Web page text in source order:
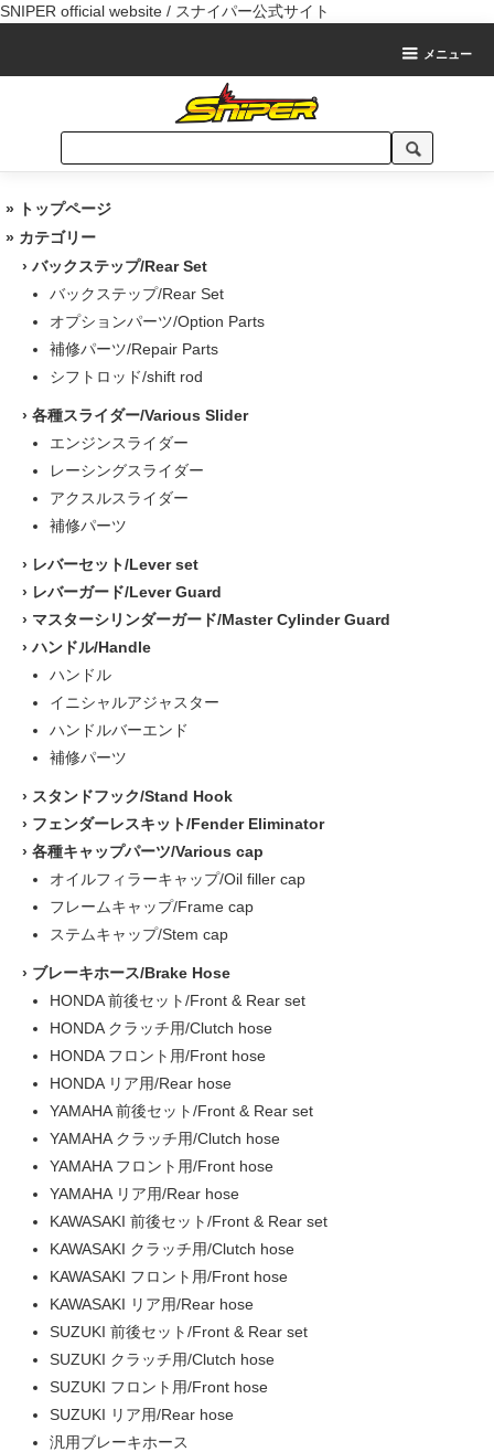
SNIPER official website / スナイパー公式サイト
メニュー
» トップページ
» カテゴリー
› バックステップ/Rear Set
バックステップ/Rear Set
オプションパーツ/Option Parts
補修パーツ/Repair Parts
シフトロッド/shift rod
› 各種スライダー/Various Slider
エンジンスライダー
レーシングスライダー
アクスルスライダー
補修パーツ
› レバーセット/Lever set
› レバーガード/Lever Guard
› マスターシリンダーガード/Master Cylinder Guard
›ハンドル/Handle
ハンドル
イニシャルアジャスター
ハンドルバーエンド
補修パーツ
› スタンドフック/Stand Hook
› フェンダーレスキット/Fender Eliminator
› 各種キャップパーツ/Various cap
オイルフィラーキャップ/Oil filler cap
フレームキャップ/Frame cap
ステムキャップ/Stem cap
› ブレーキホース/Brake Hose
HONDA 前後セット/Front & Rear set
HONDA クラッチ用/Clutch hose
HONDA フロント用/Front hose
HONDA リア用/Rear hose
YAMAHA 前後セット/Front & Rear set
YAMAHA クラッチ用/Clutch hose
YAMAHA フロント用/Front hose
YAMAHA リア用/Rear hose
KAWASAKI 前後セット/Front & Rear set
KAWASAKI クラッチ用/Clutch hose
KAWASAKI フロント用/Front hose
KAWASAKI リア用/Rear hose
SUZUKI 前後セット/Front & Rear set
SUZUKI クラッチ用/Clutch hose
SUZUKI フロント用/Front hose
SUZUKI リア用/Rear hose
汎用ブレーキホース